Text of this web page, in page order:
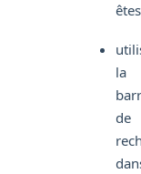
êtes
la
de